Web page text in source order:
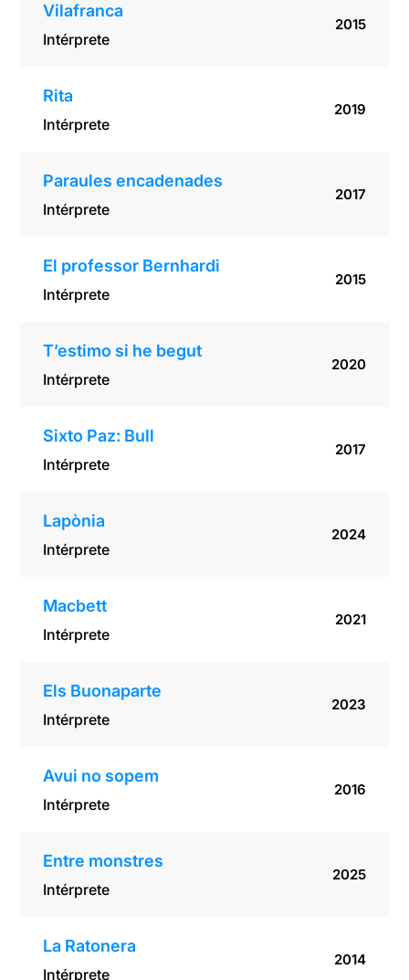
Vilafranca
Intérprete
2015
Rita
Intérprete
2019
Paraules encadenades
Intérprete
2017
El professor Bernhardi
Intérprete
2015
T’estimo si he begut
Intérprete
2020
Sixto Paz: Bull
Intérprete
2017
Lapònia
Intérprete
2024
Macbett
Intérprete
2021
Els Buonaparte
Intérprete
2023
Avui no sopem
Intérprete
2016
Entre monstres
Intérprete
2025
La Ratonera
Intérprete
2014